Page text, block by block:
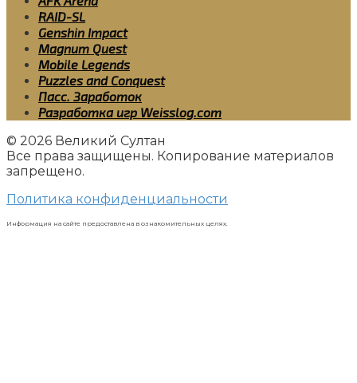
RAID-SL
Genshin Impact
Magnum Quest
Mobile Legends
Puzzles and Conquest
Пасс. Заработок
Разработка игр Weisslog.com
© 2026 Великий Султан
Все права защищены. Копирование материалов
запрещено.
Политика конфиденциальности
Информация на сайте предоставлена в ознакомительных целях.